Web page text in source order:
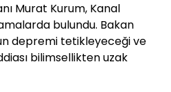
Murat Kurum, Kanal
bulundu. Bakan
depremi tetikleyeceği ve
bilimsellikten uzak